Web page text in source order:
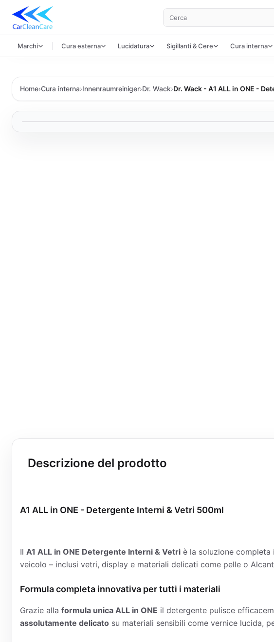
Cerca
Marchi Cura esterna Lucidatura Sigillanti & Cere Cura interna
Home›Cura interna›Innenraumreiniger›Dr. Wack›Dr. Wack - A1 ALL in ONE -
Descrizione del prodotto
A1 ALL in ONE - Detergente Interni & Vetri 500ml
Il A1 ALL in ONE Detergente Interni & Vetri è la soluzione completa
veicolo – inclusi vetri, display e materiali delicati come pelle o
Formula completa innovativa per tutti i materiali
Grazie alla formula unica ALL in ONE il detergente pulisce
assolutamente delicato su materiali sensibili come vernice lucida,